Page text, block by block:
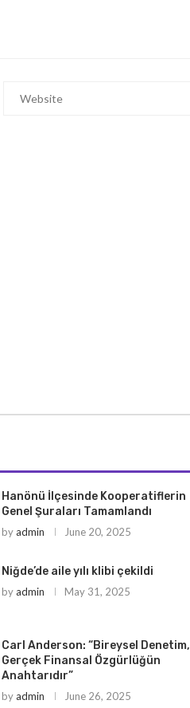
Hanönü İlçesinde Kooperatiflerin
Genel Şuraları Tamamlandı
byadmin June 20, 2025
Niğde’de aile yılı klibi çekildi
byadmin May 31, 2025
Carl Anderson: “Bireysel Denetim,
Gerçek Finansal Özgürlüğün
Anahtarıdır”
byadmin June 26, 2025